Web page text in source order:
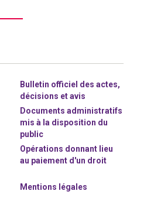
Bulletin officiel des actes,
décisions et avis
Documents administratifs
mis à la disposition du
public
Opérations donnant lieu
au paiement d'un droit
Mentions légales